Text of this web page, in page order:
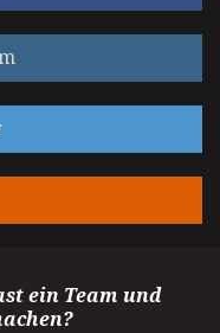
ein Team und